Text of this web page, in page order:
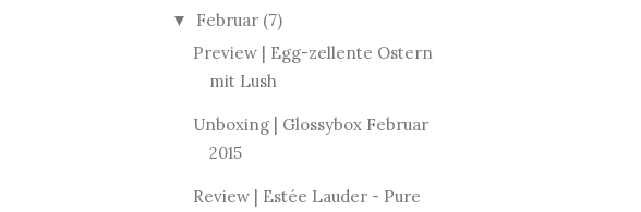
▼ Februar (7)
Preview | Egg-zellente Ostern
mit Lush
Unboxing | Glossybox Februar
2015
Review | Estée Lauder - Pure